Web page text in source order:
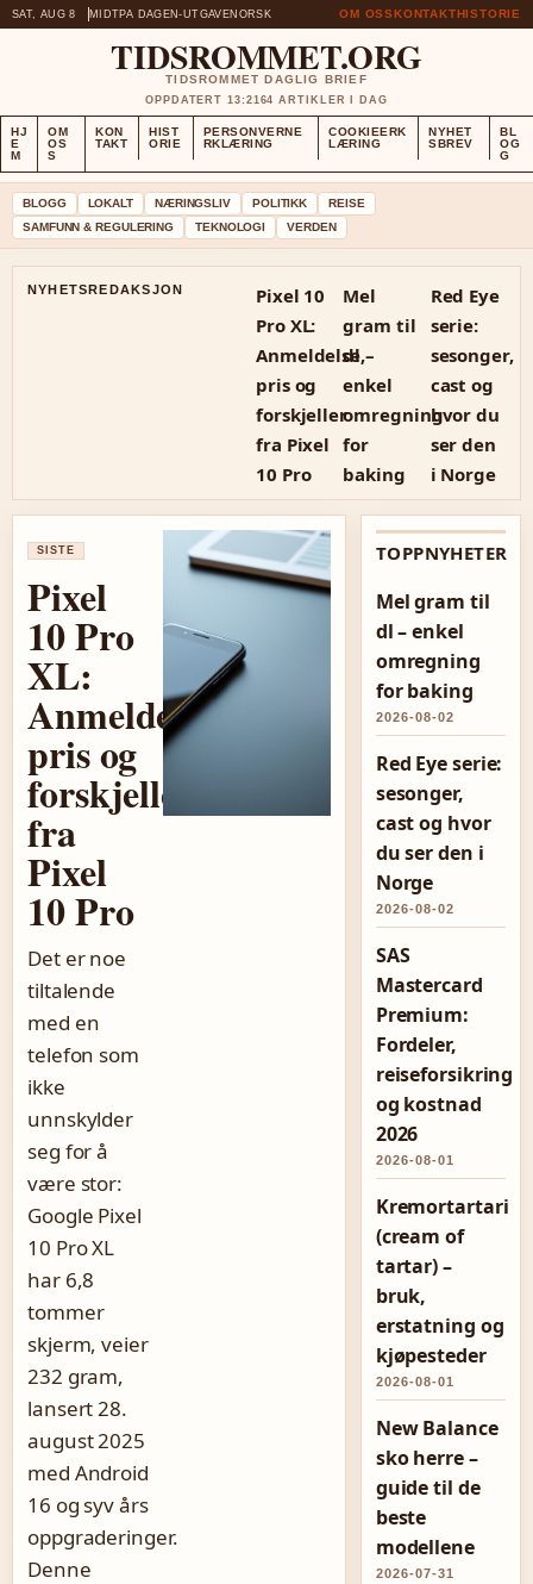
SAT, AUG 8 MIDTPA DAGEN-UTGAVENORSK OM OSSKONTAKTHISTORIE
TIDSROMMET.ORG
TIDSROMMET DAGLIG BRIEF
OPPDATERT 13:2164 ARTIKLER I DAG
HJ
E
M
OM
OS
S
KON
TAKT
HIST
ORIE
PERSONVERNE
RKLÆRING
COOKIEERK
LÆRING
NYHET
SBREV
BL
OG
G
BLOGG LOKALT NÆRINGSLIV POLITIKK
REISE
SAMFUNN & REGULERING
TEKNOLOGI VERDEN
NYHETSREDAKSJON
Pixel 10
Pro XL:
Anmeldelse,
pris og
forskjeller
fra Pixel
10 Pro
Mel
gram til
dl –
enkel
omregning
for
baking
Red Eye
serie:
sesonger,
cast og
hvor du
ser den
i Norge
SISTE
Pixel
10 Pro
XL:
Anmeldelse,
pris og
forskjeller
fra
Pixel
10 Pro
Det er noe
tiltalende
med en
telefon som
ikke
unnskylder
seg for å
være stor:
Google Pixel
10 Pro XL
har 6,8
tommer
skjerm, veier
232 gram,
lansert 28.
august 2025
med Android
16 og syv års
oppgraderinger.
Denne
TOPPNYHETER
Mel gram til
dl – enkel
omregning
for baking
2026-08-02
Red Eye serie:
sesonger,
cast og hvor
du ser den i
Norge
2026-08-02
SAS
Mastercard
Premium:
Fordeler,
reiseforsikring
og kostnad
2026
2026-08-01
Kremortartari
(cream of
tartar) –
bruk,
erstatning og
kjøpesteder
2026-08-01
New Balance
sko herre –
guide til de
beste
modellene
2026-07-31